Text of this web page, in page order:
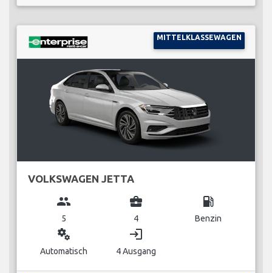
MITTELKLASSEWAGEN
VOLKSWAGEN JETTA
group
5
business_center
4
local_gas_station
Benzin
miscellaneous_services
Automatisch
login
4 Ausgang